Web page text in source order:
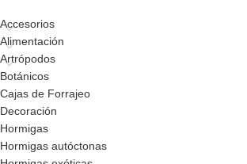
Accesorios
Alimentación
Artrópodos
Botánicos
Cajas de Forrajeo
Decoración
Hormigas
Hormigas autóctonas